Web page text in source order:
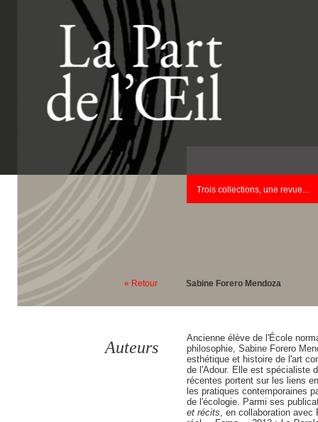
Trois collections, une revue...
« Retour Sabine Forero Mendoza
Auteurs
Ancienne élève de l'École
philosophie, Sabine Forero
esthétique et histoire de l'art
de l'Adour. Elle est spécialiste
récentes portent sur les liens
les pratiques contemporaines
de l'écologie. Parmi ses
et récits, en collaboration avec